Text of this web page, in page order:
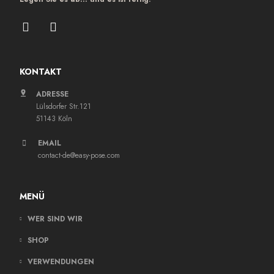
KONTAKT
ADRESSE
Lülsdorfer Str.121
51143 Köln
EMAIL
contact-de@easy-pose.com
MENÜ
WER SIND WIR
SHOP
VERWENDUNGEN